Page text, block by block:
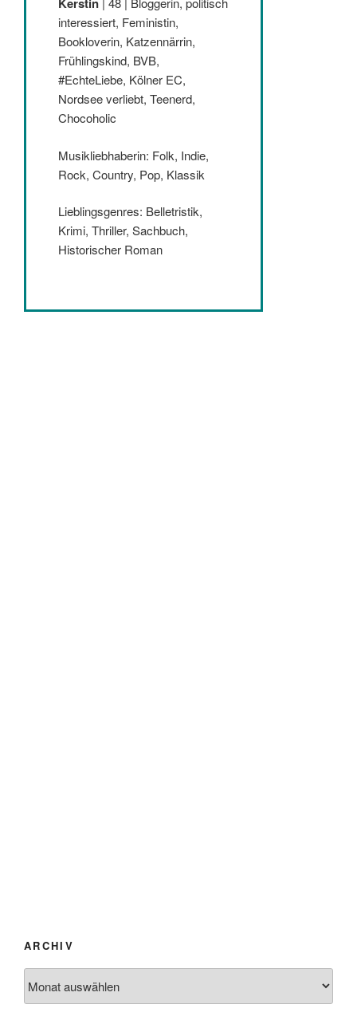
interessiert, Feministin,
Bookloverin, Katzennärrin,
Frühlingskind, BVB,
#EchteLiebe, Kölner EC,
Nordsee verliebt, Teenerd,
Chocoholic
Musikliebhaberin: Folk, Indie,
Rock, Country, Pop, Klassik
Lieblingsgenres: Belletristik,
Krimi, Thriller, Sachbuch,
Historischer Roman
ARCHIV